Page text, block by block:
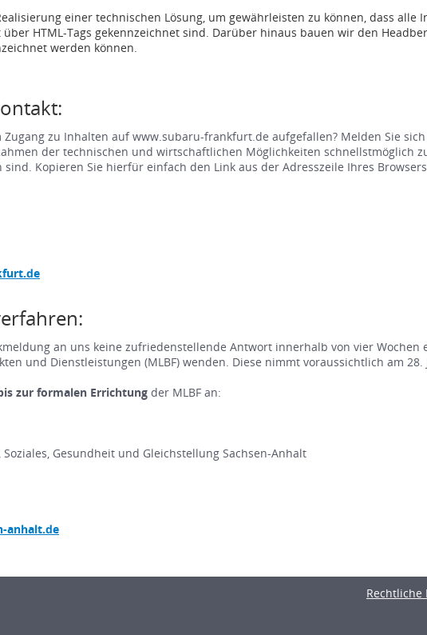
einer technischen Lösung, um gewährleisten zu können, dass
HTML-Tags gekennzeichnet sind. Darüber hinaus bauen wir den
werden können.
zu Inhalten auf www.subaru-frankfurt.de aufgefallen? Melden Sie
der technischen und wirtschaftlichen Möglichkeiten schnellstmöglich
Kopieren Sie hierfür einfach den Link aus der Adresszeile Ihres
an uns keine zufriedenstellende Antwort innerhalb von vier
und Dienstleistungen (MLBF) wenden. Diese nimmt voraussichtlich am
zur formalen Errichtung der MLBF an:
Gesundheit und Gleichstellung Sachsen-Anhalt
anhalt.de
Rechtliche